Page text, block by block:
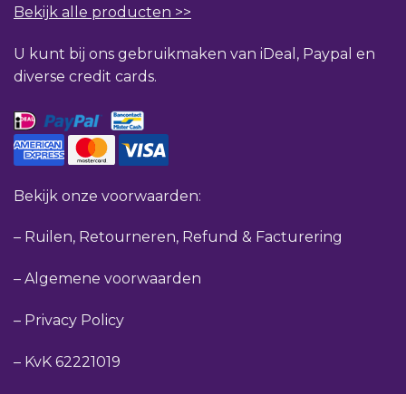
Bekijk alle producten >>
U kunt bij ons gebruikmaken van iDeal, Paypal en
diverse credit cards.
Bekijk onze voorwaarden:
– Ruilen, Retourneren, Refund & Facturering
– Algemene voorwaarden
– Privacy Policy
– KvK 62221019